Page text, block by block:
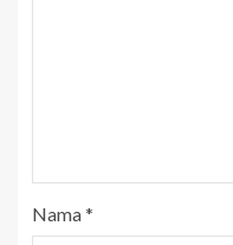
Nama*